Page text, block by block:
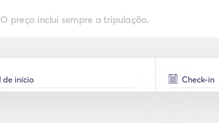
| O preço inclui sempre a tripulação.